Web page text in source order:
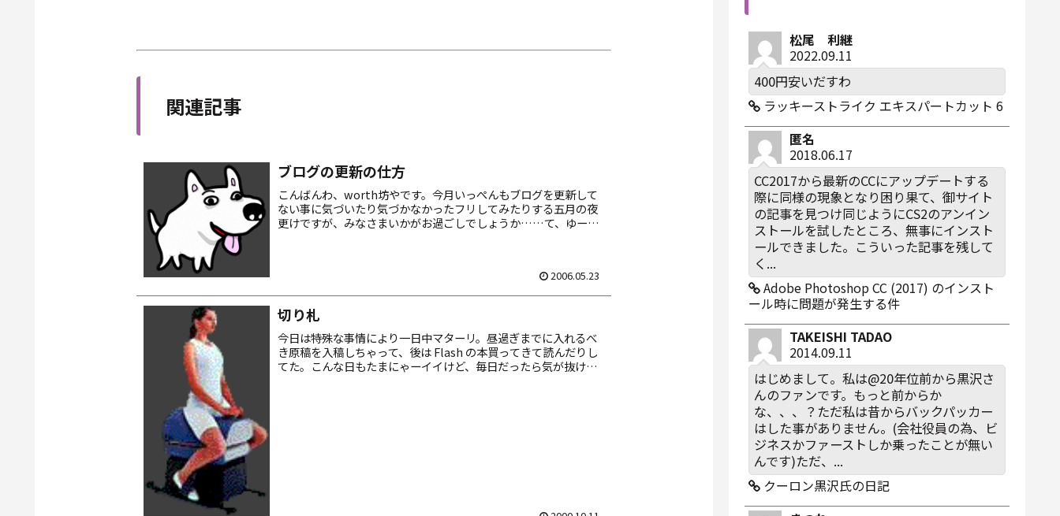
関連記事
ブログの更新の仕方
こんばんわ、worth坊やです。今月いっぺんもブログを更新して
ない事に気づいたり気づかなかったフリしてみたりする五月の夜
更けですが、みなさまいかがお過ごしでしょうか……て、ゆーか
2006.05.23
切り札
今日は特殊な事情により一日中マターリ。昼過ぎまでに入れるべ
き原稿を入稿しちゃって、後は Flash の本買ってきて読んだりし
てた。こんな日もたまにゃーイイけど、毎日だったら気が抜けち
松尾 利継
2022.09.11
400円安いだすわ
ラッキーストライク エキスパートカット 6
匿名
2018.06.17
CC2017から最新のCCにアップデートする
際に同様の現象となり困り果て、御サイト
の記事を見つけ同じようにCS2のアンイン
ストールを試したところ、無事にインスト
ールできました。こういった記事を残して
く...
Adobe Photoshop CC (2017) のインスト
ール時に問題が発生する件
TAKEISHI TADAO
2014.09.11
はじめまして。私は@20年位前から黒沢さ
んのファンです。もっと前からか
な、、、？ただ私は昔からバックパッカー
はした事がありません。(会社役員の為、ビ
ジネスかファーストしか乗ったことが無い
んです)ただ、...
クーロン黒沢氏の日記